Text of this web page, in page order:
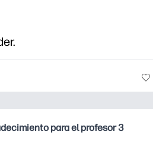
para el profesor 3